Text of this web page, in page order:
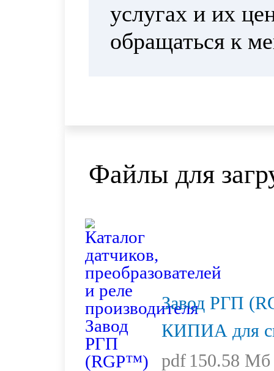
услугах и их
обращаться к
Файлы для
Завод РГП
КИПИА для
pdf 150.58 Мб